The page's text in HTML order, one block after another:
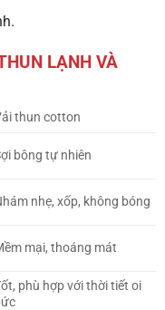
LẠNH VÀ
thun cotton
bông tự nhiên
nhẹ, xốp, không bóng
mại, thoáng mát
phù hợp với thời tiết oi